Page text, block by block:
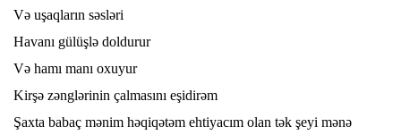
Və uşaqların səsləri
Havanı gülüşlə doldurur
Və hamı manı oxuyur
Kirşə zənglərinin çalmasını eşidirəm
Şaxta babaç mənim həqiqətəm ehtiyacım olan tək şeyi mənə